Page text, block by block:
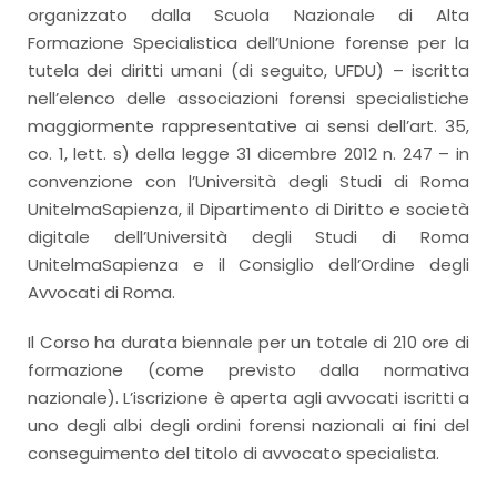
organizzato dalla Scuola Nazionale di Alta
Formazione Specialistica dell’Unione forense per la
tutela dei diritti umani (di seguito, UFDU) – iscritta
nell’elenco delle associazioni forensi specialistiche
maggiormente rappresentative ai sensi dell’art. 35,
co. 1, lett. s) della legge 31 dicembre 2012 n. 247 – in
convenzione con l’Università degli Studi di Roma
UnitelmaSapienza, il Dipartimento di Diritto e società
digitale dell’Università degli Studi di Roma
UnitelmaSapienza e il Consiglio dell’Ordine degli
Avvocati di Roma.
Il Corso ha durata biennale per un totale di 210 ore di
formazione (come previsto dalla normativa
nazionale). L’iscrizione è aperta agli avvocati iscritti a
uno degli albi degli ordini forensi nazionali ai fini del
conseguimento del titolo di avvocato specialista.